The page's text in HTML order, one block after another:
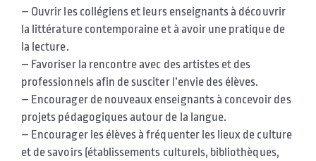
– Ouvrir les collégiens et leurs enseignants à découvrir
la littérature contemporaine et à avoir une pratique de
la lecture.
– Favoriser la rencontre avec des artistes et des
professionnels afin de susciter l’envie des élèves.
– Encourager de nouveaux enseignants à concevoir des
projets pédagogiques autour de la langue.
– Encourager les élèves à fréquenter les lieux de culture
et de savoirs (établissements culturels, bibliothèques,